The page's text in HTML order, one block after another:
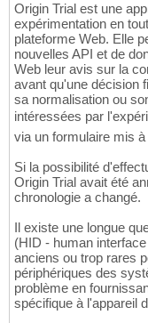
Origin Trial est une
expérimentation en
plateforme Web. Elle
nouvelles API et de
Web leur avis sur la
avant qu'une décision
sa normalisation ou
intéressées par
via un formulaire mis
Si la possibilité
Origin Trial avait été
chronologie a changé.
Il existe une longue
(HID - human
anciens ou trop rares
périphériques des
problème en
spécifique à l'appareil